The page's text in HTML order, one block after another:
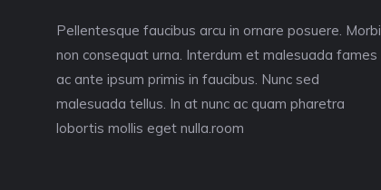
Pellentesque faucibus arcu in ornare posuere. Morbi
non consequat urna. Interdum et malesuada fames
ac ante ipsum primis in faucibus. Nunc sed
malesuada tellus. In at nunc ac quam pharetra
lobortis mollis eget nulla.room